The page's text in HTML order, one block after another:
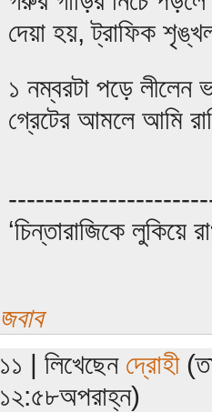
দেয়া হয়, ট্রাফিক
১ নম্বরটা পড়ে লীলেন
গ্রেটের আমলে আমি
‘চিন্তারাজিকে লুকিয়ে
জবাব
১১ | লিখেছেন দ্রোহী
১২:৫৮অপরাহ্ন)